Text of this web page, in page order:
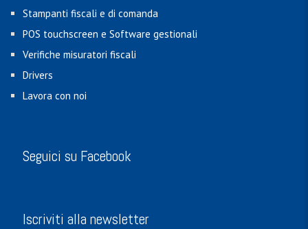
Stampanti fiscali e di comanda
POS touchscreen e Software gestionali
Verifiche misuratori fiscali
Drivers
Lavora con noi
Seguici su Facebook
Iscriviti alla newsletter